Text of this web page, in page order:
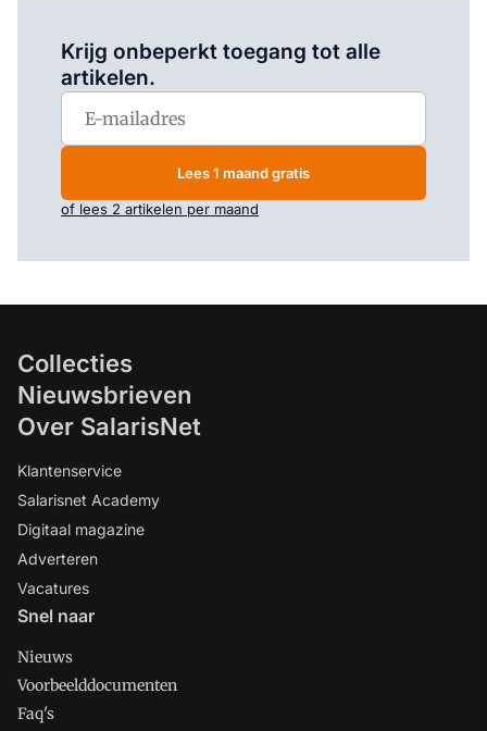
Krijg onbeperkt toegang tot alle
artikelen.
Lees 1 maand gratis
of lees 2 artikelen per maand
Collecties
Nieuwsbrieven
Over SalarisNet
Klantenservice
Salarisnet Academy
Digitaal magazine
Adverteren
Vacatures
Snel naar
Nieuws
Voorbeelddocumenten
Faq's